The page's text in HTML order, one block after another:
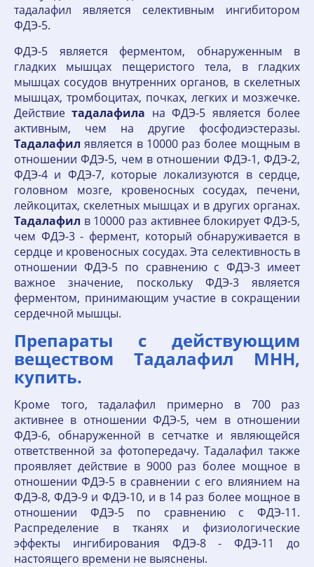
тадалафил является селективным ингибитором
ФДЭ-5.
ФДЭ-5 является ферментом, обнаруженным в
гладких мышцах пещеристого тела, в гладких
мышцах сосудов внутренних органов, в скелетных
мышцах, тромбоцитах, почках, легких и мозжечке.
Действиетадалафила на ФДЭ-5 является более
активным, чем на другие фосфодиэстеразы.
Тадалафил является в 10000 раз более мощным в
отношении ФДЭ-5, чем в отношении ФДЭ-1, ФДЭ-2,
ФДЭ-4 и ФДЭ-7, которые локализуются в сердце,
головном мозге, кровеносных сосудах, печени,
лейкоцитах, скелетных мышцах и в других органах.
Тадалафил в 10000 раз активнее блокирует ФДЭ-5,
чем ФДЭ-3 - фермент, который обнаруживается в
сердце и кровеносных сосудах. Эта селективность в
отношении ФДЭ-5 по сравнению с ФДЭ-3 имеет
важное значение, поскольку ФДЭ-3 является
ферментом, принимающим участие в сокращении
сердечной мышцы.
Препараты с действующим
веществом Тадалафил МНН,
купить.
Кроме того, тадалафил примерно в 700 раз
активнее в отношении ФДЭ-5, чем в отношении
ФДЭ-6, обнаруженной в сетчатке и являющейся
ответственной за фотопередачу. Тадалафил также
проявляет действие в 9000 раз более мощное в
отношении ФДЭ-5 в сравнении с его влиянием на
ФДЭ-8, ФДЭ-9 и ФДЭ-10, и в 14 раз более мощное в
отношении ФДЭ-5 по сравнению с ФДЭ-11.
Распределение в тканях и физиологические
эффекты ингибирования ФДЭ-8 - ФДЭ-11 до
настоящего времени не выяснены.